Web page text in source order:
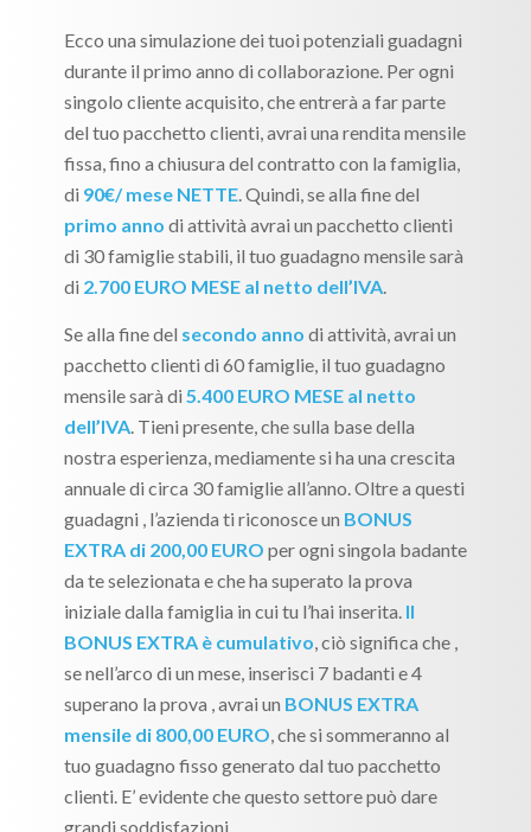
Ecco una simulazione dei tuoi potenziali guadagni
durante il primo anno di collaborazione. Per ogni
singolo cliente acquisito, che entrerà a far parte
del tuo pacchetto clienti, avrai una rendita mensile
fissa, fino a chiusura del contratto con la famiglia,
di 90€/ mese NETTE. Quindi, se alla fine del
primo anno di attività avrai un pacchetto clienti
di 30 famiglie stabili, il tuo guadagno mensile sarà
di 2.700 EURO MESE al netto dell’IVA.
Se alla fine del secondo anno di attività, avrai un
pacchetto clienti di 60 famiglie, il tuo guadagno
mensile sarà di 5.400 EURO MESE al netto
dell’IVA. Tieni presente, che sulla base della
nostra esperienza, mediamente si ha una crescita
annuale di circa 30 famiglie all’anno. Oltre a questi
guadagni , l’azienda ti riconosce un BONUS
EXTRA di 200,00 EURO per ogni singola badante
da te selezionata e che ha superato la prova
iniziale dalla famiglia in cui tu l’hai inserita. Il
BONUS EXTRA è cumulativo , ciò significa che ,
se nell’arco di un mese, inserisci 7 badanti e 4
superano la prova , avrai un BONUS EXTRA
mensile di 800,00 EURO , che si sommeranno al
tuo guadagno fisso generato dal tuo pacchetto
clienti. E’ evidente che questo settore può dare
grandi soddisfazioni.